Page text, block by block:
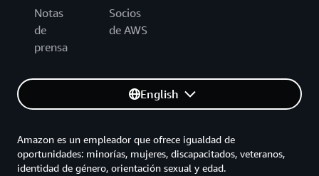
Notas
de
prensa
Socios
de AWS
English
Amazon es un empleador que ofrece igualdad de
oportunidades: minorías, mujeres, discapacitados, veteranos,
identidad de género, orientación sexual y edad.